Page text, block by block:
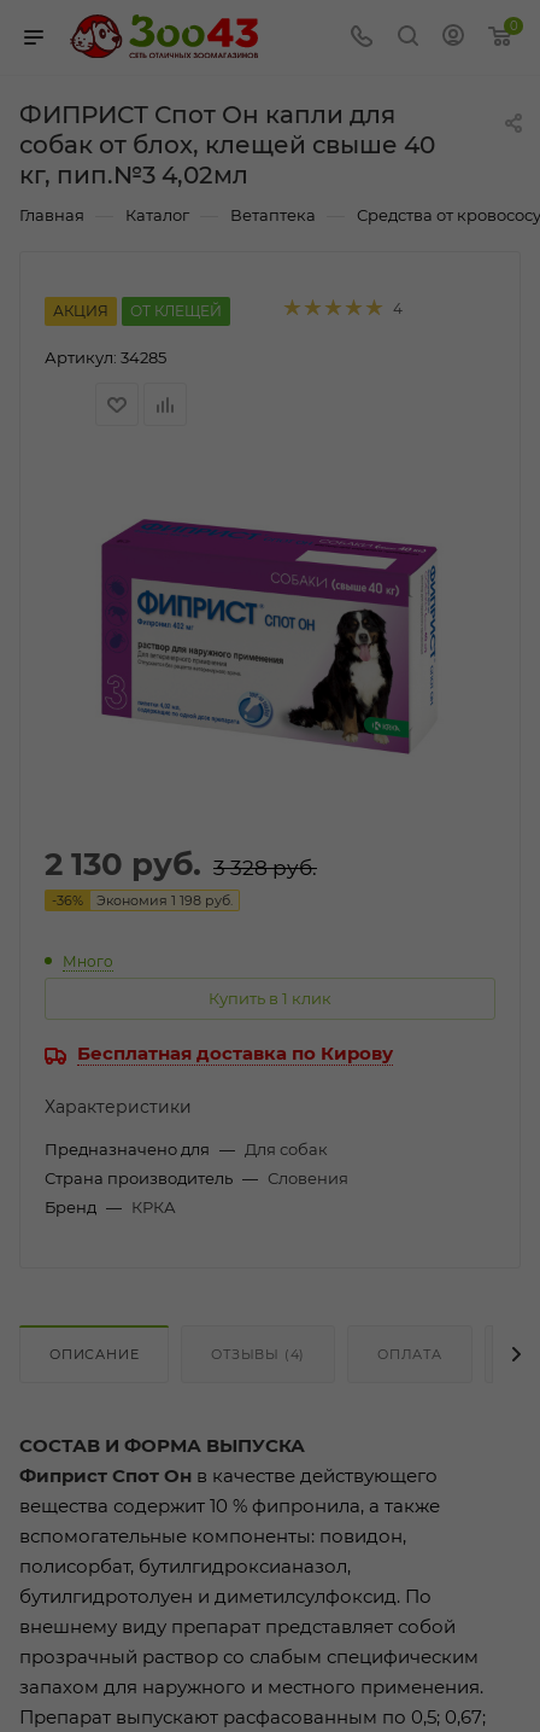
0
ФИПРИСТ Спот Он капли для
собак от блох, клещей свыше 40
кг, пип.№3 4,02мл
Главная Каталог Ветаптека Средства от
АКЦИЯ ОТ КЛЕЩЕЙ 4
Артикул: 34285
2 130 руб. 3 328руб.
-36% Экономия 1 198 руб.
Много
Купить в 1 клик
Бесплатная доставка по Кирову
Характеристики
Предназначено для — Для собак
Страна производитель — Словения
Бренд — КРКА
ОПИСАНИЕ ОТЗЫВЫ (4) ОПЛАТА
СОСТАВ И ФОРМА ВЫПУСКА
Фиприст Спот Он в качестве действующего
вещества содержит 10 % фипронила, а также
вспомогательные компоненты: повидон,
полисорбат, бутилгидроксианазол,
бутилгидротолуен и диметилсулфоксид. По
внешнему виду препарат представляет собой
прозрачный раствор со слабым специфическим
запахом для наружного и местного применения.
Препарат выпускают расфасованным по 0,5; 0,67;